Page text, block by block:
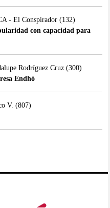
- El Conspirador(132)
con capacidad para
Rodríguez Cruz(300)
Endhó
V. (807)